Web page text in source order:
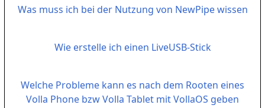
Was muss ich bei der Nutzung von NewPipe wissen
Wie erstelle ich einen LiveUSB-Stick
Welche Probleme kann es nach dem Rooten eines
Volla Phone bzw Volla Tablet mit VollaOS geben